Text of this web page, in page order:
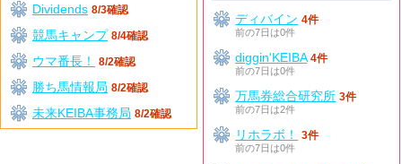
ディバイン 4件
前の7日は0件
diggin'KEIBA 4件
前の7日は0件
万馬券総合研究所 3件
前の7日は2件
リホラボ！
3件
前の7日は0件
Dividends 8/3確認
競馬キャンプ 8/4確認
ウマ番長！ 8/2確認
勝ち馬情報局 8/2確認
未来KEIBA事務局 8/2確認